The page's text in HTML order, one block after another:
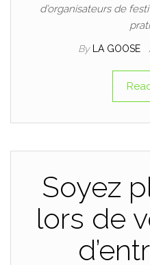
d’organisateurs de
By LA GOOSE
Soyez
lors de